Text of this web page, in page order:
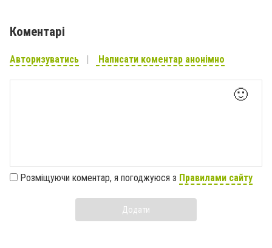
Коментарі
Авторизуватись Написати коментар анонімно
🙂
Розміщуючи коментар, я погоджуюся з Правилами сайту
Додати